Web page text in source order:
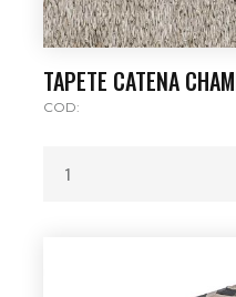
TAPETE CATENA
COD: